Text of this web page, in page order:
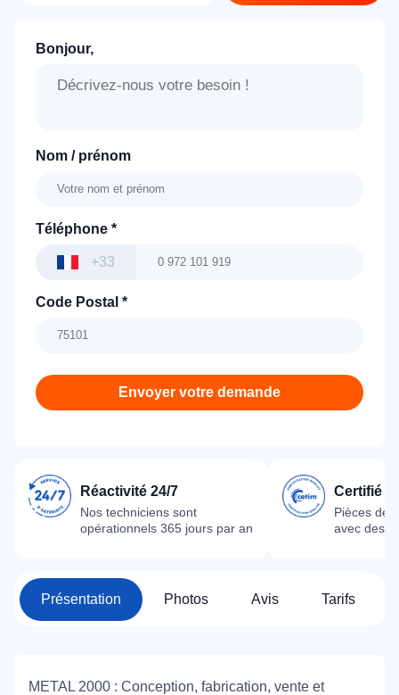
Bonjour,
Nom / prénom
Téléphone *
+33
Code Postal *
Envoyer votre demande
Réactivité 24/7
Nos techniciens sont
opérationnels 365 jours par an
Certifié
Pièces
avec des
Présentation Photos Avis Tarifs
METAL 2000 : Conception, fabrication, vente et